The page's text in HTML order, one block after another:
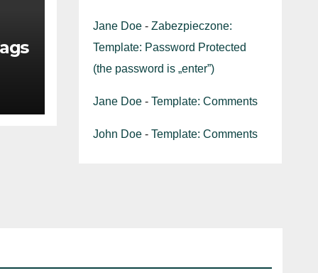
Jane Doe- Zabezpieczone:
Template: Password Protected
(the password is „enter”)
Jane Doe- Template: Comments
John Doe- Template: Comments